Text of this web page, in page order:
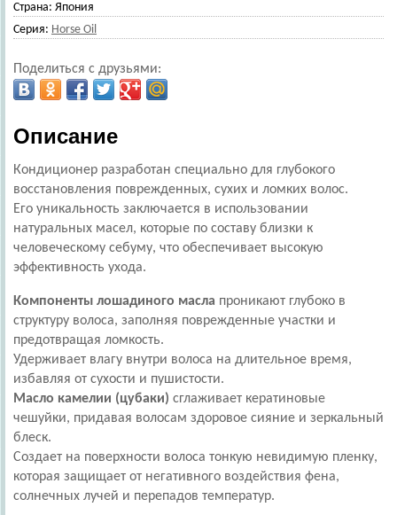
Страна: Япония
Серия: Horse Oil
Поделиться с друзьями:
Описание
Кондиционер разработан специально для глубокого
восстановления поврежденных, сухих и ломких волос.
Его уникальность заключается в использовании
натуральных масел, которые по составу близки к
человеческому себуму, что обеспечивает высокую
эффективность ухода.
Компоненты лошадиного масла проникают глубоко в
структуру волоса, заполняя поврежденные участки и
предотвращая ломкость.
Удерживает влагу внутри волоса на длительное время,
избавляя от сухости и пушистости.
Масло камелии (цубаки) сглаживает кератиновые
чешуйки, придавая волосам здоровое сияние и зеркальный
блеск.
Создает на поверхности волоса тонкую невидимую пленку,
которая защищает от негативного воздействия фена,
солнечных лучей и перепадов температур.